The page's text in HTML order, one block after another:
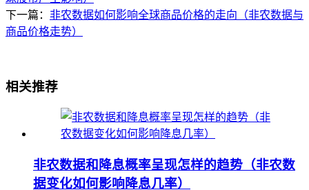
下一篇： 非农数据如何影响全球商品价格的走向（非农数据与
商品价格走势）
相关推荐
非农数据和降息概率呈现怎样的趋势（非农数
据变化如何影响降息几率）